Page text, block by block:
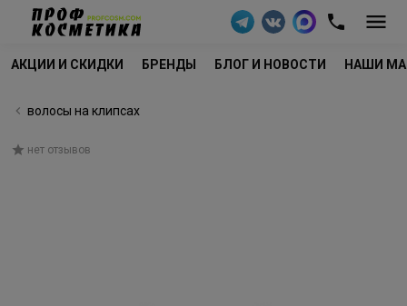
АКЦИИ И СКИДКИ БРЕНДЫ БЛОГ И НОВОСТИ НАШИ
волосы на клипсах
нет отзывов